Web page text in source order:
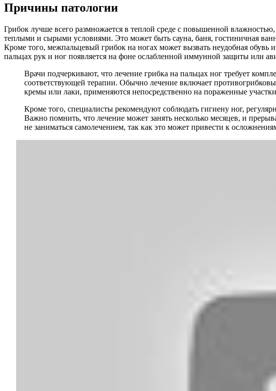
Причины патологии
Грибок лучше всего размножается в теплой среде с повышенной
теплыми и сырыми условиями. Это может быть сауна, баня, гостиничная
Кроме того, межпальцевый грибок на ногах может вызвать неудобная обувь
пальцах рук и ног появляется на фоне ослабленной иммунной защиты или
Врачи подчеркивают, что лечение грибка на пальцах ног требует
соответствующей терапии. Обычно лечение включает
кремы или лаки, применяются непосредственно на пораженные
Кроме того, специалисты рекомендуют соблюдать гигиену ног,
Важно помнить, что лечение может занять несколько месяцев, и
не заниматься самолечением, так как это может привести к